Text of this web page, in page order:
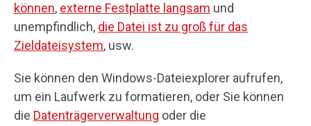
können, externe Festplatte langsam und
unempfindlich, die Datei ist zu groß für das
Zieldateisystem, usw.
Sie können den Windows-Dateiexplorer aufrufen,
um ein Laufwerk zu formatieren, oder Sie können
die Datenträgerverwaltung oder die